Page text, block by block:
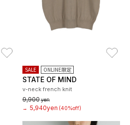
SALE ONLINE限定
STATE OF MIND
v-neck french knit
9,900yen
→ 5,940yen (40%off)